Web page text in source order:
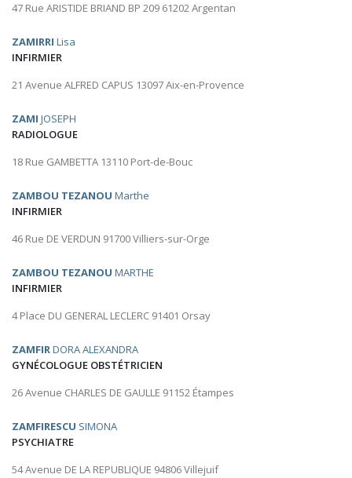
47 Rue ARISTIDE BRIAND BP 209 61202 Argentan
ZAMIRRI Lisa
INFIRMIER
21 Avenue ALFRED CAPUS 13097 Aix-en-Provence
ZAMI JOSEPH
RADIOLOGUE
18 Rue GAMBETTA 13110 Port-de-Bouc
ZAMBOU TEZANOU Marthe
INFIRMIER
46 Rue DE VERDUN 91700 Villiers-sur-Orge
ZAMBOU TEZANOU MARTHE
INFIRMIER
4 Place DU GENERAL LECLERC 91401 Orsay
ZAMFIRDORA ALEXANDRA
GYNÉCOLOGUE OBSTÉTRICIEN
26 Avenue CHARLES DE GAULLE 91152 Étampes
ZAMFIRESCU SIMONA
PSYCHIATRE
54 Avenue DE LA REPUBLIQUE 94806 Villejuif